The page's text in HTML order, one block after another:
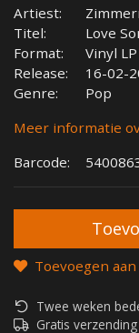
Artiest:
Titel:
Love
Format:
Vinyl LP
Release:
16-02-
Genre:
Pop
Meer informatie
Barcode:
Toevoegen
Twee weken
Gratis